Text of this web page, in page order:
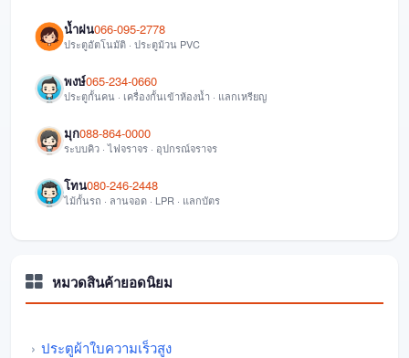
น้ำฝน066-095-2778
ประตูอัตโนมัติ · ประตูม้วน PVC
พงษ์065-234-0660
ประตูกั้นคน · เครื่องกั้นเข้าห้องน้ำ · แลกเหรียญ
มุก088-864-0000
ระบบคิว · ไฟจราจร · อุปกรณ์จราจร
โทน080-246-2448
ไม้กั้นรถ · ลานจอด · LPR · แลกบัตร
หมวดสินค้ายอดนิยม
ประตูผ้าใบความเร็วสูง